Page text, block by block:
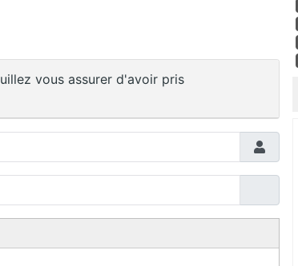
vous assurer d'avoir pris